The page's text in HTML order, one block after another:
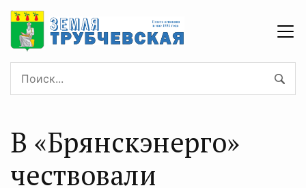
В «Брянскэнерго»
чествовали